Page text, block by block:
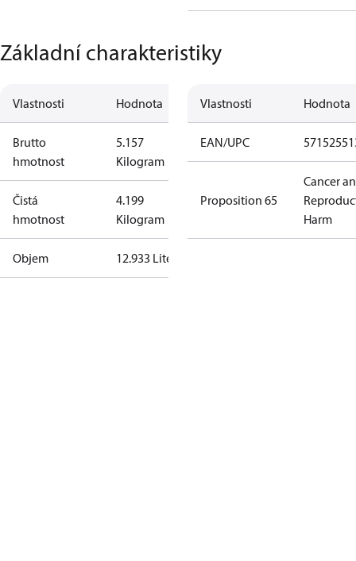
Základní charakteristiky
Vlastnosti Hodnota
Brutto
hmotnost
5.157
Kilogram
Čistá
hmotnost
4.199
Kilogram
Objem 12.933 Liter
Vlastnosti Hodnota
EAN/UPC
Proposition 65
Cancer
Harm